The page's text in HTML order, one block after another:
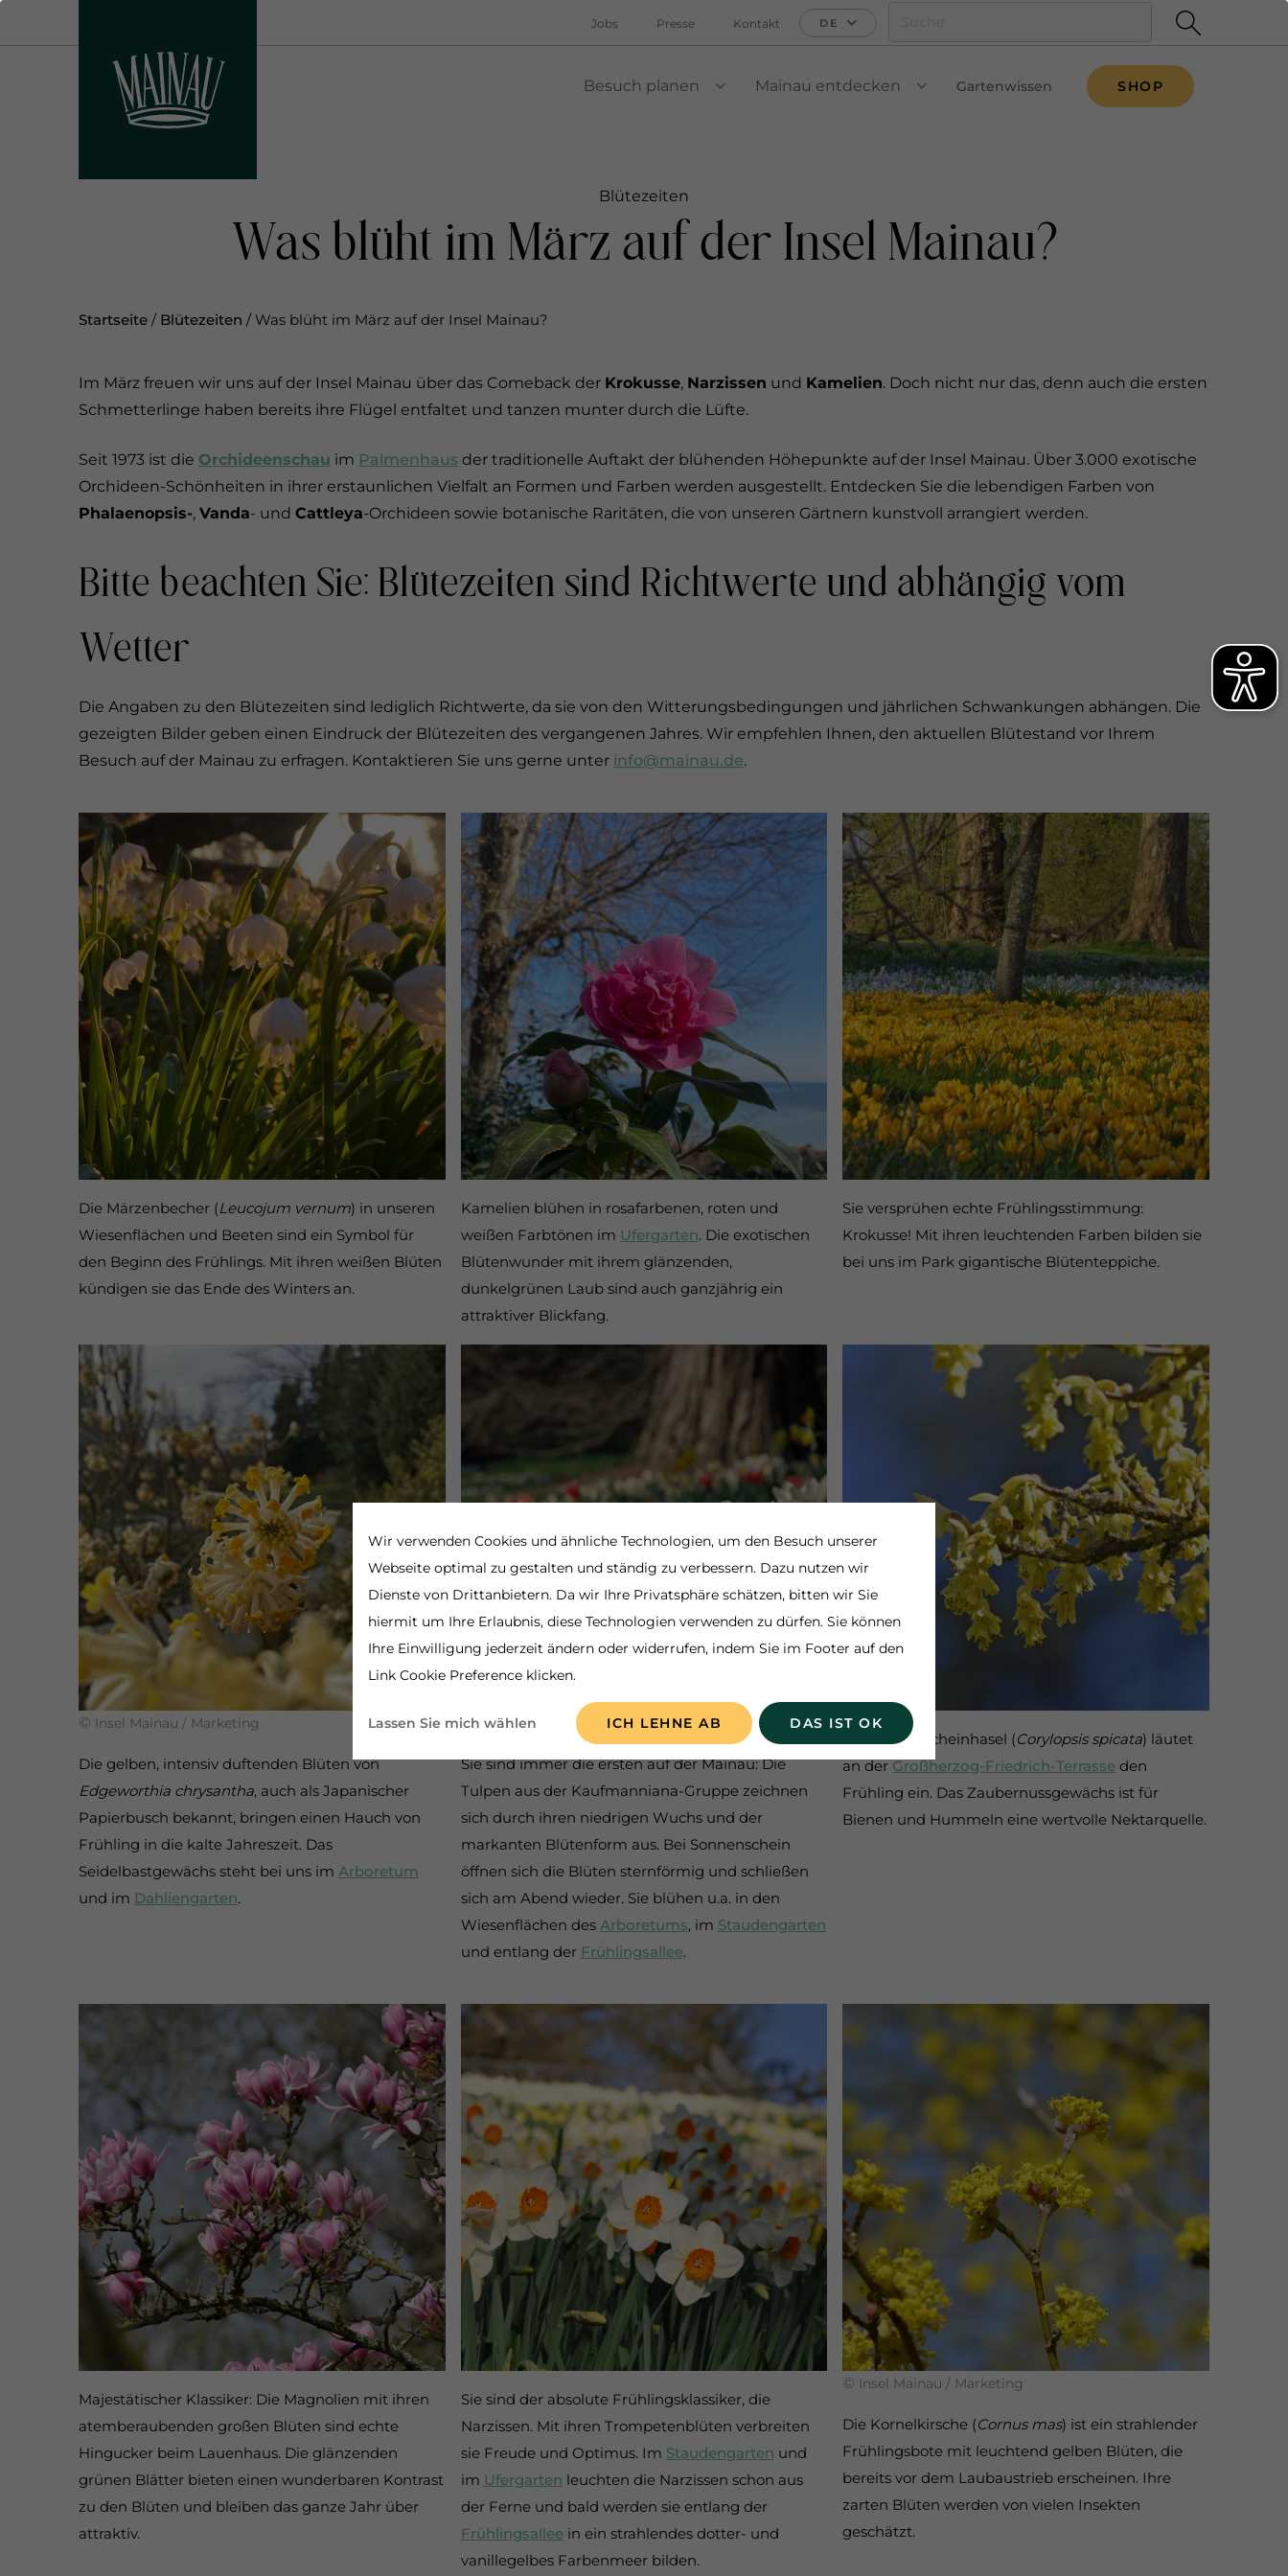
Wir verwenden Cookies und ähnliche Technologien, um den Besuch unserer
Webseite optimal zu gestalten und ständig zu verbessern. Dazu nutzen wir
Dienste von Drittanbietern. Da wir Ihre Privatsphäre schätzen, bitten wir Sie
hiermit um Ihre Erlaubnis, diese Technologien verwenden zu dürfen. Sie können
Ihre Einwilligung jederzeit ändern oder widerrufen, indem Sie im Footer auf den
Link Cookie Preference klicken.
Lassen Sie mich wählen ICH LEHNE AB DAS IST OK
Jobs Presse Kontakt DE
Besuch planen
VIEW SUBMENU
Mainau entdecken
VIEW SUBMENU
Gartenwissen SHOP
Blütezeiten
Was blüht im März auf der Insel Mainau?
Startseite / Blütezeiten / Was blüht im März auf der Insel Mainau?
Im März freuen wir uns auf der Insel Mainau über das Comeback der Krokusse, Narzissen und Kamelien. Doch nicht nur das, denn auch die ersten
Schmetterlinge haben bereits ihre Flügel entfaltet und tanzen munter durch die Lüfte.
Seit 1973 ist die Orchideenschau im Palmenhaus der traditionelle Auftakt der blühenden Höhepunkte auf der Insel Mainau. Über 3.000 exotische
Orchideen-Schönheiten in ihrer erstaunlichen Vielfalt an Formen und Farben werden ausgestellt. Entdecken Sie die lebendigen Farben von
Phalaenopsis-, Vanda- und Cattleya-Orchideen sowie botanische Raritäten, die von unseren Gärtnern kunstvoll arrangiert werden.
Bitte beachten Sie: Blütezeiten sind Richtwerte und abhängig vom
Wetter
Die Angaben zu den Blütezeiten sind lediglich Richtwerte, da sie von den Witterungsbedingungen und jährlichen Schwankungen abhängen. Die
gezeigten Bilder geben einen Eindruck der Blütezeiten des vergangenen Jahres. Wir empfehlen Ihnen, den aktuellen Blütestand vor Ihrem
Besuch auf der Mainau zu erfragen. Kontaktieren Sie uns gerne unter info@mainau.de.
Die Märzenbecher (Leucojum vernum) in unseren
Wiesenflächen und Beeten sind ein Symbol für
den Beginn des Frühlings. Mit ihren weißen Blüten
kündigen sie das Ende des Winters an.
Kamelien blühen in rosafarbenen, roten und
weißen Farbtönen im Ufergarten. Die exotischen
Blütenwunder mit ihrem glänzenden,
dunkelgrünen Laub sind auch ganzjährig ein
attraktiver Blickfang.
Sie versprühen echte Frühlingsstimmung:
Krokusse! Mit ihren leuchtenden Farben bilden sie
bei uns im Park gigantische Blütenteppiche.
© Insel Mainau / Marketing
Die gelben, intensiv duftenden Blüten von
Edgeworthia chrysantha, auch als Japanischer
Papierbusch bekannt, bringen einen Hauch von
Frühling in die kalte Jahreszeit. Das
Seidelbastgewächs steht bei uns im Arboretum
und im Dahliengarten.
© Insel Mainau / Marketing
Sie sind immer die ersten auf der Mainau: Die
Tulpen aus der Kaufmanniana-Gruppe zeichnen
sich durch ihren niedrigen Wuchs und der
markanten Blütenform aus. Bei Sonnenschein
öffnen sich die Blüten sternförmig und schließen
sich am Abend wieder. Sie blühen u.a. in den
Wiesenflächen des Arboretums, im Staudengarten
und entlang der Frühlingsallee.
Die Ährige Scheinhasel (Corylopsis spicata) läutet
an der Großherzog-Friedrich-Terrasse den
Frühling ein. Das Zaubernussgewächs ist für
Bienen und Hummeln eine wertvolle Nektarquelle.
Majestätischer Klassiker: Die Magnolien mit ihren
atemberaubenden großen Blüten sind echte
Hingucker beim Lauenhaus. Die glänzenden
grünen Blätter bieten einen wunderbaren Kontrast
zu den Blüten und bleiben das ganze Jahr über
attraktiv.
Sie sind der absolute Frühlingsklassiker, die
Narzissen. Mit ihren Trompetenblüten verbreiten
sie Freude und Optimus. Im Staudengarten und
im Ufergarten leuchten die Narzissen schon aus
der Ferne und bald werden sie entlang der
Frühlingsalleein ein strahlendes dotter- und
vanillegelbes Farbenmeer bilden.
© Insel Mainau / Marketing
Die Kornelkirsche (Cornus mas) ist ein strahlender
Frühlingsbote mit leuchtend gelben Blüten, die
bereits vor dem Laubaustrieb erscheinen. Ihre
zarten Blüten werden von vielen Insekten
geschätzt.